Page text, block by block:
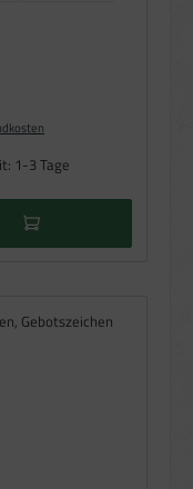
1-3 Tage
die Schaltflächen um die Anzahl zu